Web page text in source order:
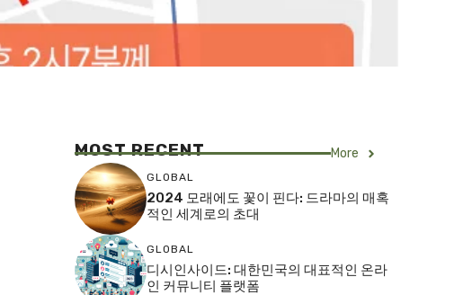
MOST RECENT More
GLOBAL
2024 모래에도 꽃이 핀다: 드라마의 매혹
적인 세계로의 초대
GLOBAL
디시인사이드: 대한민국의 대표적인 온라
인 커뮤니티 플랫폼